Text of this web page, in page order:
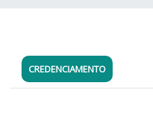
CREDENCIAMENTO